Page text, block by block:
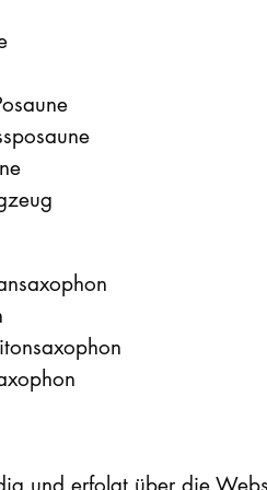
und erfolgt über die